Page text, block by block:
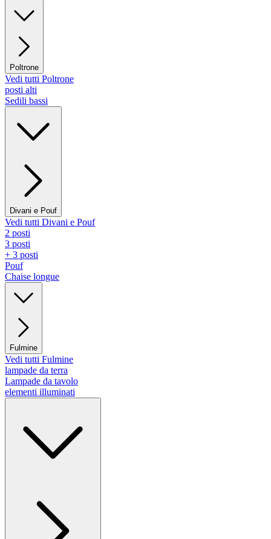
Poltrone
Vedi tutti Poltrone
posti alti
Sedili bassi
Divani e Pouf
Vedi tutti Divani e Pouf
2 posti
3 posti
+ 3 posti
Pouf
Chaise longue
Fulmine
Vedi tutti Fulmine
lampade da terra
Lampade da tavolo
elementi illuminati